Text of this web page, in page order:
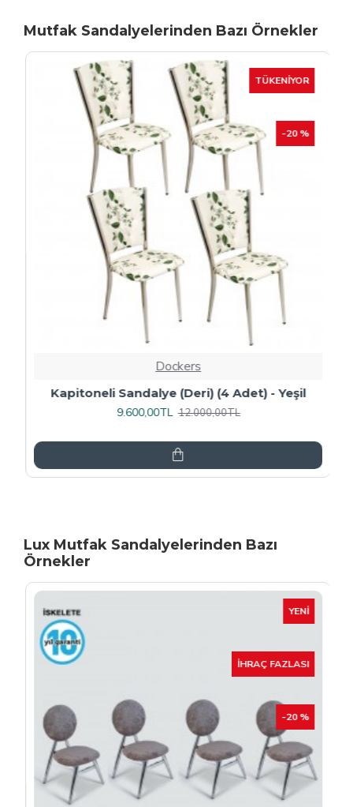
Mutfak Sandalyelerinden Bazı Örnekler
TÜKENIYOR
-20 %
Dockers
Kapitoneli Sandalye (Deri) (4 Adet) - Yeşil
9.600,00TL 12.000,00TL
Lux Mutfak Sandalyelerinden Bazı
Örnekler
YENI
İHRAÇ FAZLASI
-20 %